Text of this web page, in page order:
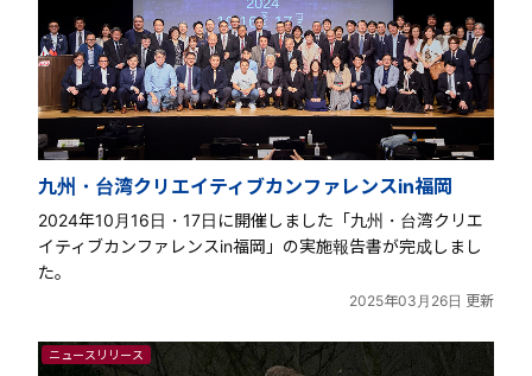
九州・台湾クリエイティブカンファレンスin福岡
2024年10月16日・17日に開催しました「九州・台湾クリエ
イティブカンファレンスin福岡」の実施報告書が完成しまし
た。
2025年03月26日 更新
ニュースリリース